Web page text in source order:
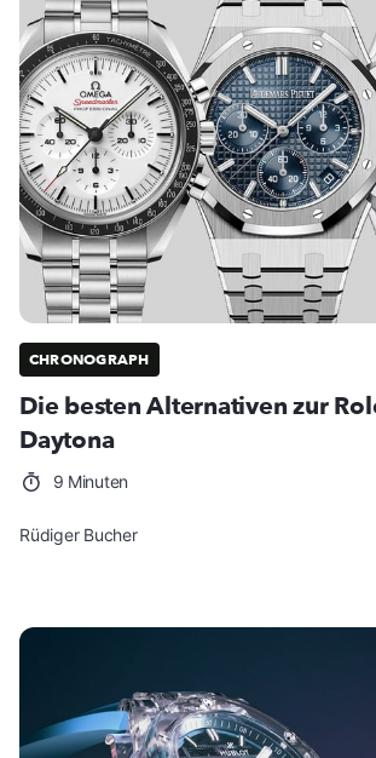
CHRONOGRAPH
Die besten Alternativen zur
Daytona
9 Minuten
Rüdiger Bucher